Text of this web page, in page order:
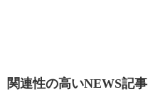
関連性の高いNEWS記事